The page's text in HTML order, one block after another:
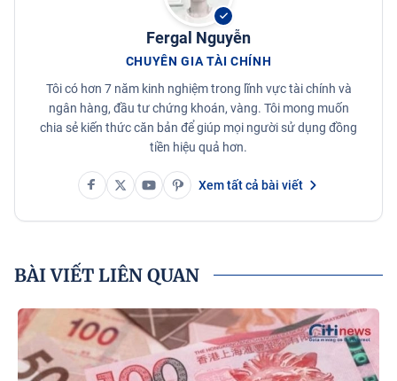
Fergal Nguyễn
CHUYÊN GIA TÀI CHÍNH
Tôi có hơn 7 năm kinh nghiệm trong lĩnh vực tài chính và
ngân hàng, đầu tư chứng khoán, vàng. Tôi mong muốn
chia sẻ kiến thức căn bản để giúp mọi người sử dụng đồng
tiền hiệu quả hơn.
Xem tất cả bài viết
BÀI VIẾT LIÊN QUAN